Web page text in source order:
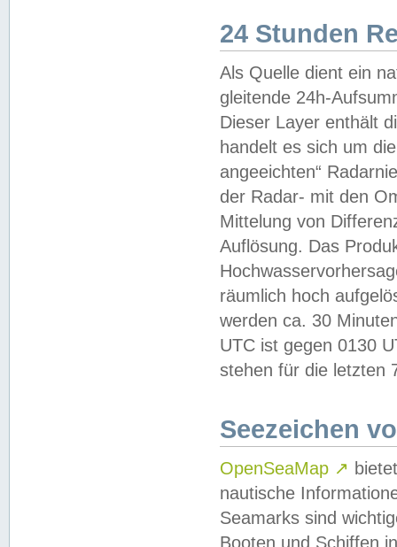
24 Stunden
Als Quelle dient ein
gleitende 24h-
Dieser Layer enthält
handelt es sich um
angeeichten“
der Radar- mit den
Mittelung von
Auflösung. Das
räumlich hoch
werden ca. 30
UTC ist gegen 0130
stehen für die letzten
Seezeichen
OpenSeaMap ↗
nautische
Seamarks sind
Booten und Schiffen